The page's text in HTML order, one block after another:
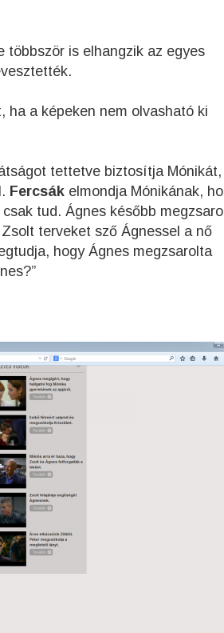
többször is elhangzik az egyes
ha a képeken nem olvasható ki
tettetve biztosítja
. Fercsák elmondja Mónikának,
tud. Ágnes később
terveket sző Ágnessel a nő
hogy Ágnes megzsarolta